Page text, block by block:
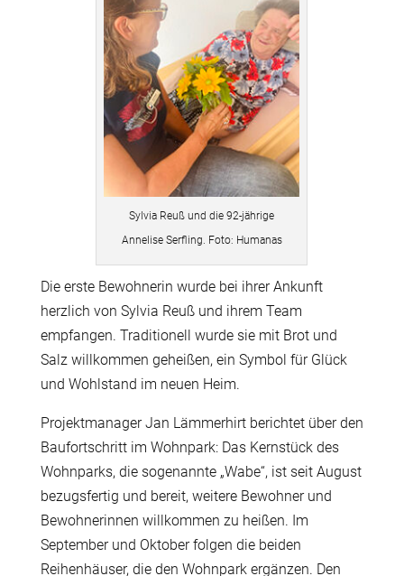
Sylvia Reuß und die 92-jährige
Annelise Serfling. Foto: Humanas
Die erste Bewohnerin wurde bei ihrer Ankunft
herzlich von Sylvia Reuß und ihrem Team
empfangen. Traditionell wurde sie mit Brot und
Salz willkommen geheißen, ein Symbol für Glück
und Wohlstand im neuen Heim.
Projektmanager Jan Lämmerhirt berichtet über den
Baufortschritt im Wohnpark: Das Kernstück des
Wohnparks, die sogenannte „Wabe“, ist seit August
bezugsfertig und bereit, weitere Bewohner und
Bewohnerinnen willkommen zu heißen. Im
September und Oktober folgen die beiden
Reihenhäuser, die den Wohnpark ergänzen. Den